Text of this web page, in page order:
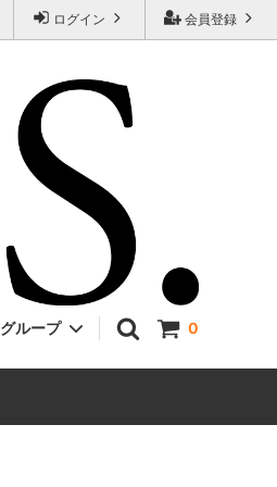
会員登録
ログイン
0
グループ